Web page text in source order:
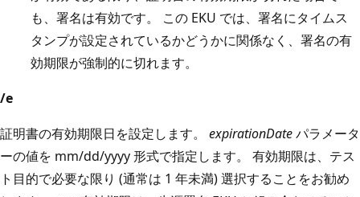
も、署名は有効です。 この EKU では、署名にタイムス
タンプが設定されているかどうかに関係なく、署名の有
効期限が強制的に切れます。
/e
証明書の有効期限日を設定します。 expirationDateパラメータ
ーの値を mm/dd/yyyy 形式で指定します。 有効期限は、テス
ト目的で必要な限り (通常は 1 年未満) 選択することをお勧め